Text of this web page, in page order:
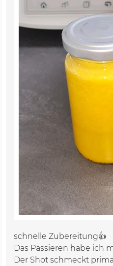
schnelle Zubereitung👍
Das Passieren habe ich
Der Shot schmeckt